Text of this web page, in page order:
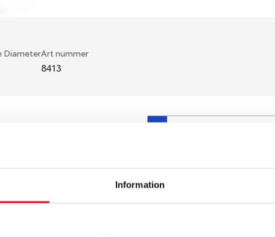
Information
DiameterArt nummer
8413
fälg du valt passar din
att däck och fälg har
bytts ut under årens lopp
hade ut från fabrik.